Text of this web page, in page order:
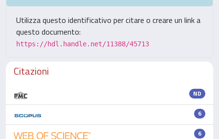
Utilizza questo identificativo per citare o creare un link a
questo documento:
https://hdl.handle.net/11388/45713
Citazioni
ND
6
6